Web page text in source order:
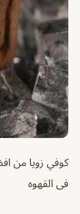
كوفي زويا من
فى القهوه